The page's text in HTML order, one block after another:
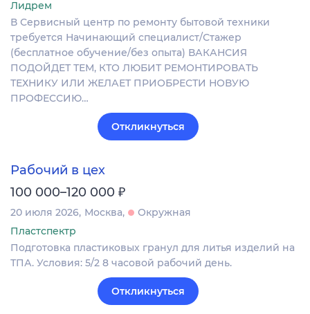
Лидрем
В Сервисный центр по ремонту бытовой техники
требуется Начинающий специалист/Стажер
(бесплатное обучение/без опыта) ВАКАНСИЯ
ПОДОЙДЕТ ТЕМ, КТО ЛЮБИТ РЕМОНТИРОВАТЬ
ТЕХНИКУ ИЛИ ЖЕЛАЕТ ПРИОБРЕСТИ НОВУЮ
ПРОФЕССИЮ…
Откликнуться
Рабочий в цех
100 000–120 000 ₽
20 июля 2026 Москва
Окружная
Пластспектр
Подготовка пластиковых гранул для литья изделий на
ТПА. Условия: 5/2 8 часовой рабочий день.
Откликнуться